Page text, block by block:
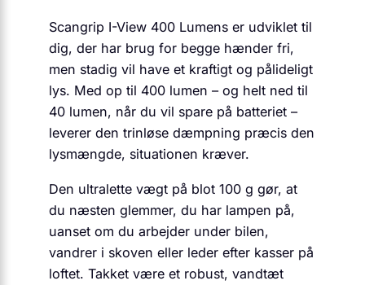
Scangrip I-View 400 Lumens er udviklet til
dig, der har brug for begge hænder fri,
men stadig vil have et kraftigt og pålideligt
lys. Med op til 400 lumen – og helt ned til
40 lumen, når du vil spare på batteriet –
leverer den trinløse dæmpning præcis den
lysmængde, situationen kræver.
Den ultralette vægt på blot 100 g gør, at
du næsten glemmer, du har lampen på,
uanset om du arbejder under bilen,
vandrer i skoven eller leder efter kasser på
loftet. Takket være et robust, vandtæt